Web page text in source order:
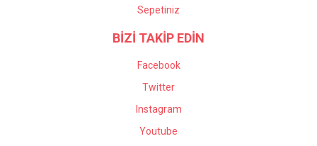
Sepetiniz
BİZİ TAKİP EDİN
Facebook
Twitter
Instagram
Youtube